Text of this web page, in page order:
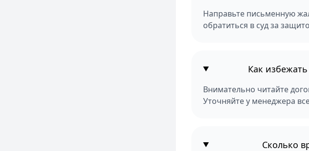
Направьте письменную
обратиться в суд за
Как
Внимательно читайте
Уточняйте у менеджера
Сколько